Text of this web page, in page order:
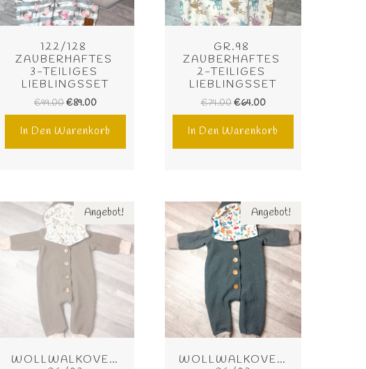
122/128
ZAUBERHAFTES
3-TEILIGES
LIEBLINGSSET
€99.00€89.00
In Den Warenkorb
GR.98
ZAUBERHAFTES
2-TEILIGES
LIEBLINGSSET
€74.00 €64.00
In Den Warenkorb
Angebot!
WOLLWALKOVERALL
Angebot!
WOLLWALKOVERALL